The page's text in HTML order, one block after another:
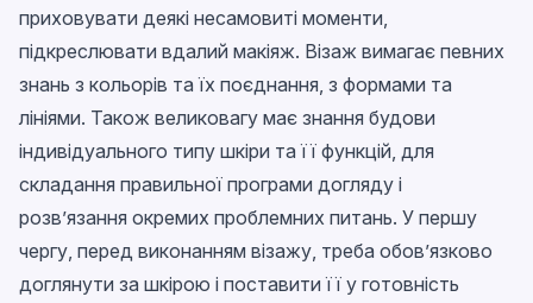
приховувати деякі несамовиті моменти,
підкреслювати вдалий макіяж. Візаж вимагає певних
знань з кольорів та їх поєднання, з формами та
лініями. Також великовагу має знання будови
індивідуального типу шкіри та її функцій, для
складання правильної програми догляду і
розв’язання окремих проблемних питань. У першу
чергу, перед виконанням візажу, треба обов’язково
доглянути за шкірою і поставити її у готовність